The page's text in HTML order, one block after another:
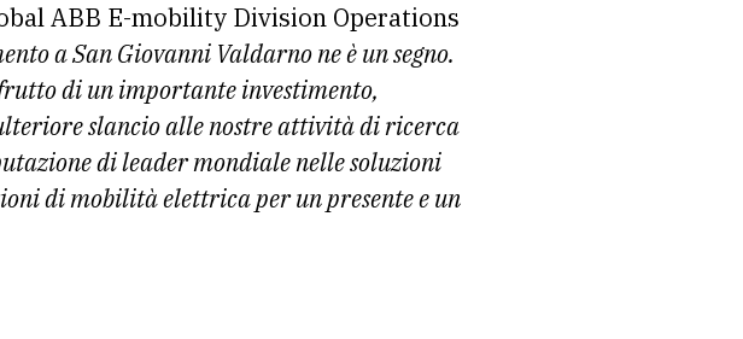
ABB E-mobility Division Operations
a San Giovanni Valdarno ne è un segno.
di un importante investimento,
slancio alle nostre attività di ricerca
di leader mondiale nelle soluzioni
di mobilità elettrica per un presente e un